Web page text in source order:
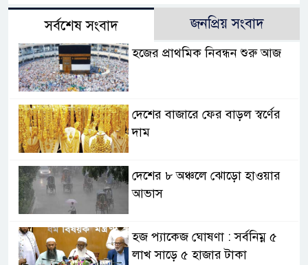
সর্বশেষ সংবাদ জনপ্রিয় সংবাদ
হজের প্রাথমিক নিবন্ধন শুরু আজ
দেশের বাজারে ফের বাড়ল স্বর্ণের
দাম
দেশের ৮ অঞ্চলে ঝোড়ো হাওয়ার
আভাস
হজ প্যাকেজ ঘোষণা : সর্বনিম্ন ৫
লাখ সাড়ে ৫ হাজার টাকা